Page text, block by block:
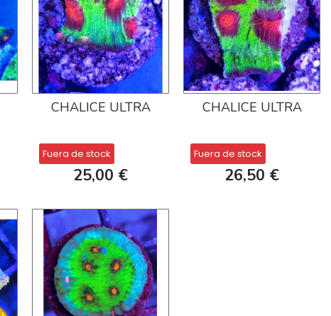
CHALICE ULTRA
Fuera de stock
25,00 €
CHALICE ULTRA
Fuera de stock
26,50 €